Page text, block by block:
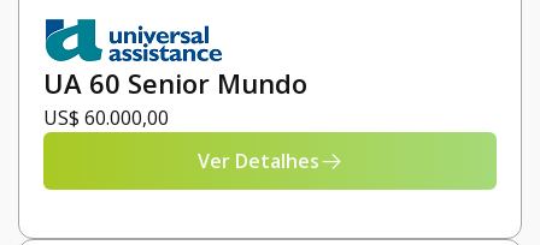
UA 60 Senior Mundo
US$ 60.000,00
Ver Detalhes